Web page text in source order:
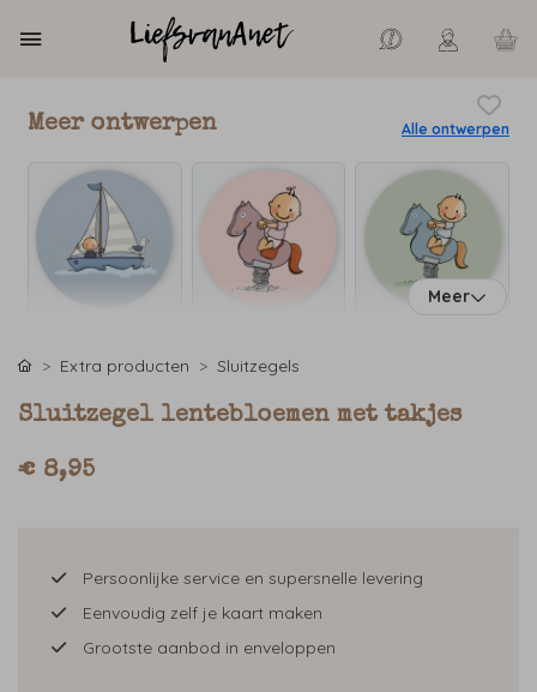
Meer ontwerpen Alle ontwerpen
Meer
Extra producten Sluitzegels
Sluitzegel lentebloemen met takjes
€ 8,95
Persoonlijke service en supersnelle levering
Eenvoudig zelf je kaart maken
Grootste aanbod in enveloppen